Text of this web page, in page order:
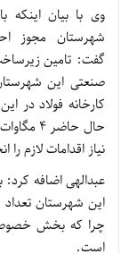
وی با بیان
شهرستان مجوز
گفت: تامین
صنعتی این
حال
نیاز اقدامات لازم را
عبدالهی اضافه
این شهرستان
چرا که بخش
است.